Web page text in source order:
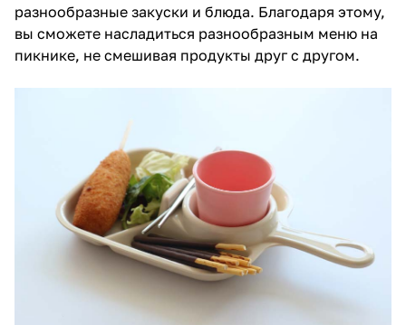
разнообразные закуски и блюда. Благодаря этому,
вы сможете насладиться разнообразным меню на
пикнике, не смешивая продукты друг с другом.